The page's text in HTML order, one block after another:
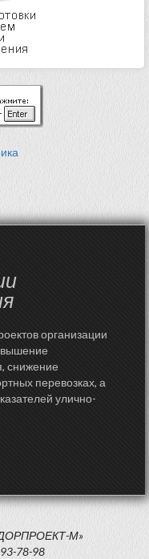
организации
снижение
перевозках, а
улично-
М»
78-98